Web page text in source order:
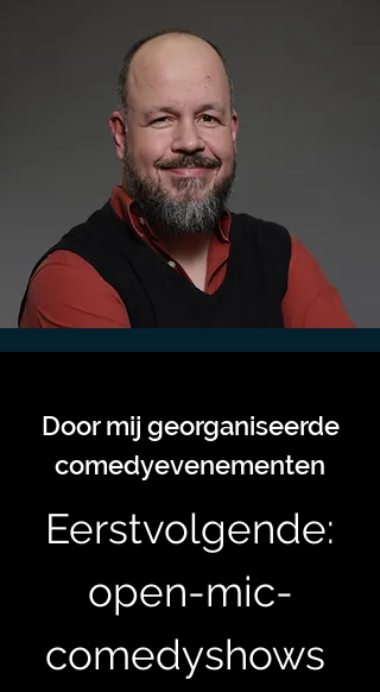
Door mij georganiseerde
comedyevenementen
Eerstvolgende:
open-mic-
comedyshows